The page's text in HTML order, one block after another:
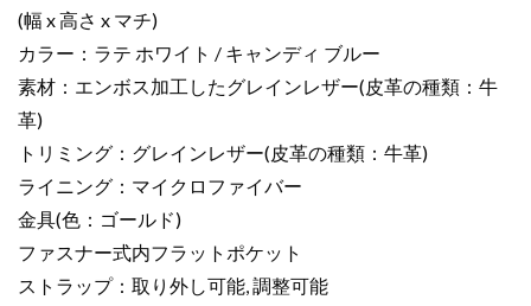
エ
ン
ス
加
工
し
た
グ
イ
(幅 x 高さ x マチ)
カラー：ラテ ホワイト / キャンディ ブルー
素材：エンボス加工したグレインレザー(皮革の種類：牛
革)
トリミング：グレインレザー(皮革の種類：牛革)
ライニング：マイクロファイバー
金具(色：ゴールド)
ファスナー式内フラットポケット
ストラップ：取り外し可能, 調整可能